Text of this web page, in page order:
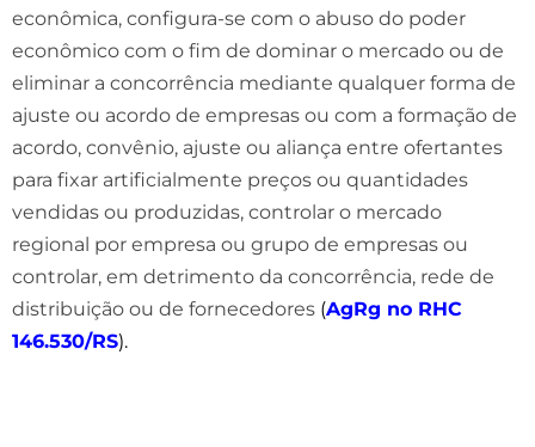
econômica, configura-se com o abuso do poder
econômico com o fim de dominar o mercado ou de
eliminar a concorrência mediante qualquer forma de
ajuste ou acordo de empresas ou com a formação de
acordo, convênio, ajuste ou aliança entre ofertantes
para fixar artificialmente preços ou quantidades
vendidas ou produzidas, controlar o mercado
regional por empresa ou grupo de empresas ou
controlar, em detrimento da concorrência, rede de
distribuição ou de fornecedores (AgRg no RHC
146.530/RS).